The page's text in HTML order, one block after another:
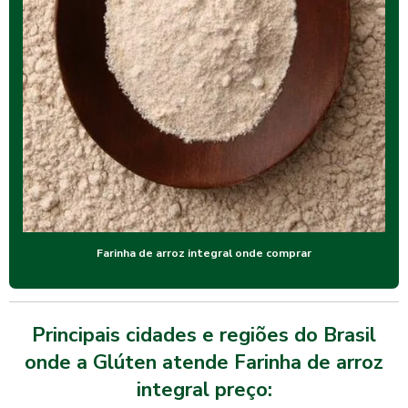
Farinha de arroz integral onde comprar
Principais cidades e regiões do Brasil
onde a Glúten atende Farinha de arroz
integral preço: